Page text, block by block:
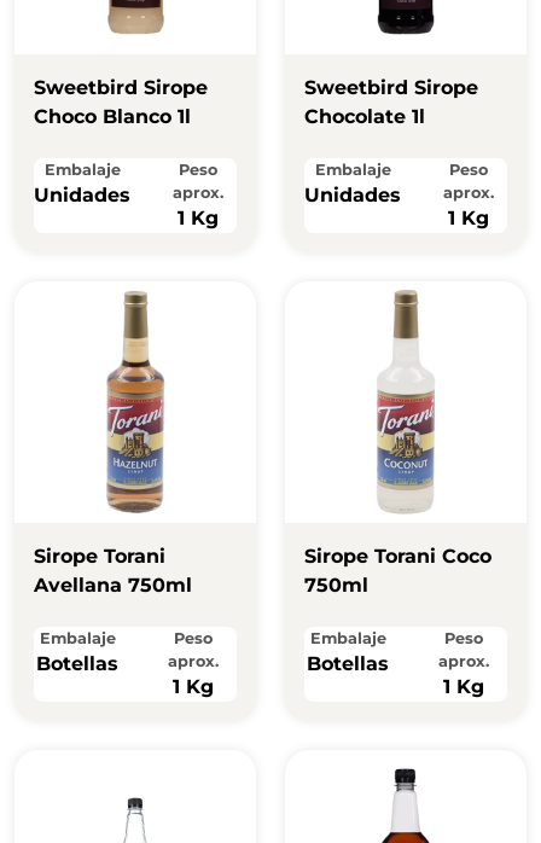
Sweetbird Sirope
Choco Blanco 1l
Embalaje
Unidades
Peso
aprox.
1 Kg
Sweetbird Sirope
Chocolate 1l
Embalaje
Unidades
Peso
aprox.
1 Kg
Sirope Torani
Avellana 750ml
Embalaje
Botellas
Peso
aprox.
1 Kg
Sirope Torani Coco
750ml
Embalaje
Botellas
Peso
aprox.
1 Kg